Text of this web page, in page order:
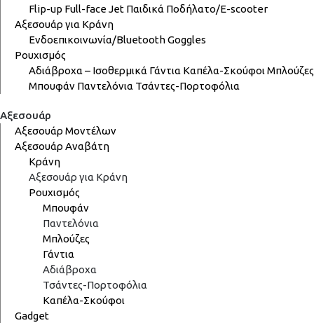
Flip-up Full-faceJet Παιδικά Ποδήλατο/E-scooter
Αξεσουάρ για Κράνη
Ενδοεπικοινωνία/BluetoothGoggles
Ρουχισμός
Αδιάβροχα – Ισοθερμικά Γάντια Καπέλα-Σκούφοι Μπλούζες
Μπουφάν Παντελόνια Τσάντες-Πορτοφόλια
Αξεσουάρ
Αξεσουάρ Μοντέλων
Αξεσουάρ Αναβάτη
Κράνη
Αξεσουάρ για Κράνη
Ρουχισμός
Μπουφάν
Παντελόνια
Μπλούζες
Γάντια
Αδιάβροχα
Τσάντες-Πορτοφόλια
Καπέλα-Σκούφοι
Gadget